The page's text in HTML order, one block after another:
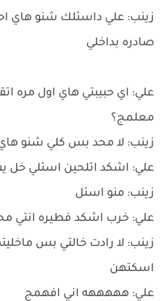
زينب: علي داسئلك شنو هاي
صادره بداخلي
علي: اي حبيبتي هاي اول مره
معلمج؟
زينب: لا محد بس كلي شنو
علي: اشكد اتلحين اسئلي خل
زينب: منو اسئل
علي: خرب اشكد فطيره انتي
زينب: لا رادت خالتي بس
اسكتهن
علي: هههههه اني افهمج